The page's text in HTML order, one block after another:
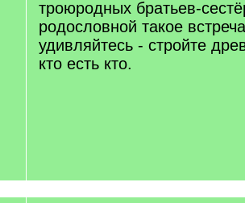
троюродных братьев-
родословной такое
удивляйтесь - стройте
кто есть кто.